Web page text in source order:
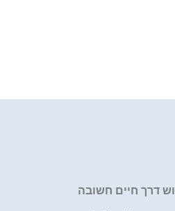
דרך חיים חשובה